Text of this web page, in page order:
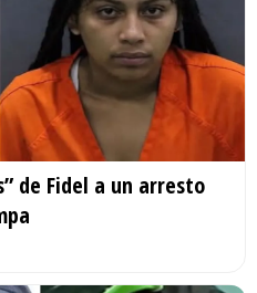
de Fidel a un arresto